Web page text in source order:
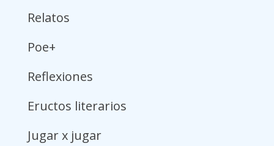
Relatos
Poe+
Reflexiones
Eructos literarios
Jugar x jugar